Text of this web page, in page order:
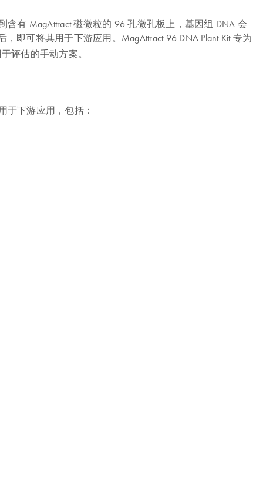
有 MagAttract 磁微粒的 96 孔微孔板上，基因组 DNA 会
即可将其用于下游应用。MagAttract 96 DNA Plant Kit 专为
评估的手动方案。
于下游应用，包括：